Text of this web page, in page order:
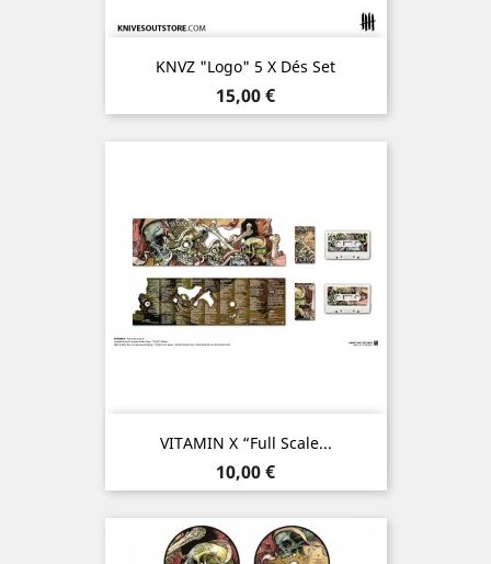
KNVZ "Logo" 5 X Dés Set
Prix
15,00 €
VITAMIN X “Full Scale...
Prix
10,00 €